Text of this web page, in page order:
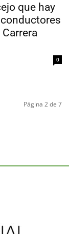
que hay
0
Página 2 de 7